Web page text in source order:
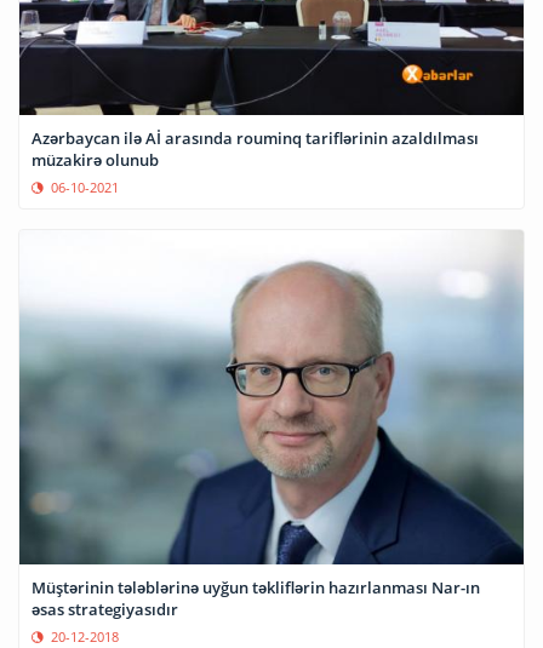
Azərbaycan ilə Aİ arasında rouminq tariflərinin azaldılması
müzakirə olunub
06-10-2021
Müştərinin tələblərinə uyğun təkliflərin hazırlanması Nar-ın
əsas strategiyasıdır
20-12-2018